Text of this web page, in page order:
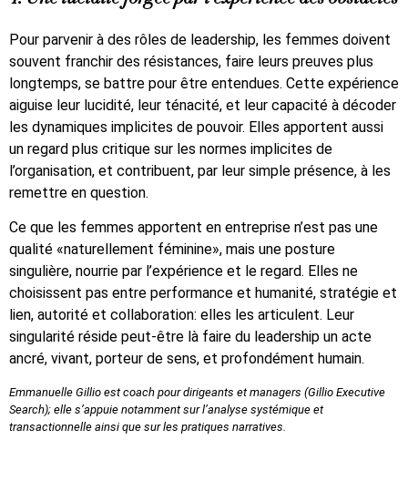
Pour parvenir à des rôles de leadership, les femmes doivent
souvent franchir des résistances, faire leurs preuves plus
longtemps, se battre pour être entendues. Cette expérience
aiguise leur lucidité, leur ténacité, et leur capacité à décoder
les dynamiques implicites de pouvoir. Elles apportent aussi
un regard plus critique sur les normes implicites de
l’organisation, et contribuent, par leur simple présence, à les
remettre en question.
Ce que les femmes apportent en entreprise n’est pas une
qualité «naturellement féminine», mais une posture
singulière, nourrie par l’expérience et le regard. Elles ne
choisissent pas entre performance et humanité, stratégie et
lien, autorité et collaboration: elles les articulent. Leur
singularité réside peut-être là faire du leadership un acte
ancré, vivant, porteur de sens, et profondément humain.
Emmanuelle Gillio est coach pour dirigeants et managers (Gillio Executive
Search); elle s’appuie notamment sur l’analyse systémique et
transactionnelle ainsi que sur les pratiques narratives.